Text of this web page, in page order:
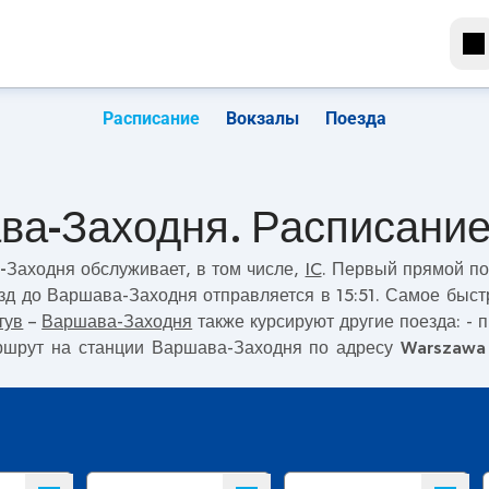
Расписание Вокзалы Поезда
Заходня.
Заходня обслуживает, в том числе, IC. Первый прямой
до Варшава-Заходня отправляется в 15:51. Самое
– Варшава-Заходня также курсируют другие поезда: -
на станции Варшава-Заходня по адресу